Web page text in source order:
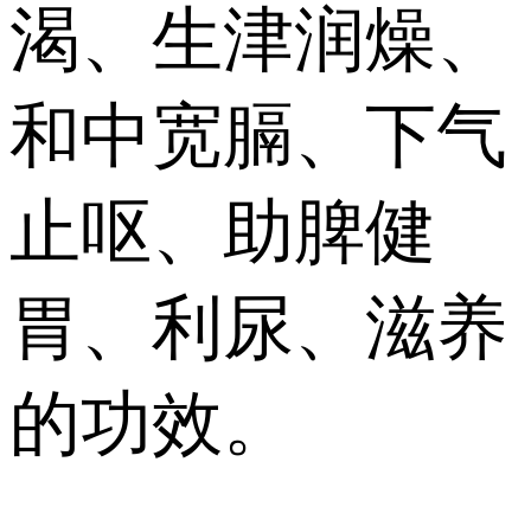
渴、生津润燥、
和中宽膈、下气
止呕、助脾健
胃、利尿、滋养
的功效。